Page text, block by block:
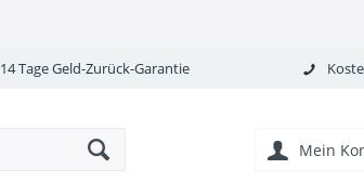
14 Tage Geld-Zurück-Garantie
Mein